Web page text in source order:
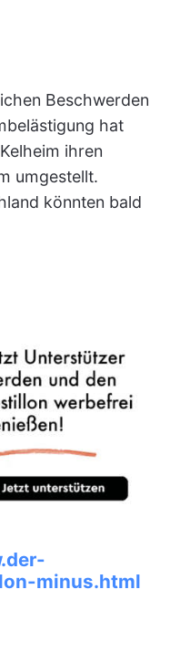
Beschwerden
hat
ihren
umgestellt.
könnten bald
minus.html